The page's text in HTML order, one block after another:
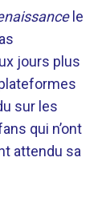
le
jours plus
sur les
qui n’ont
attendu sa